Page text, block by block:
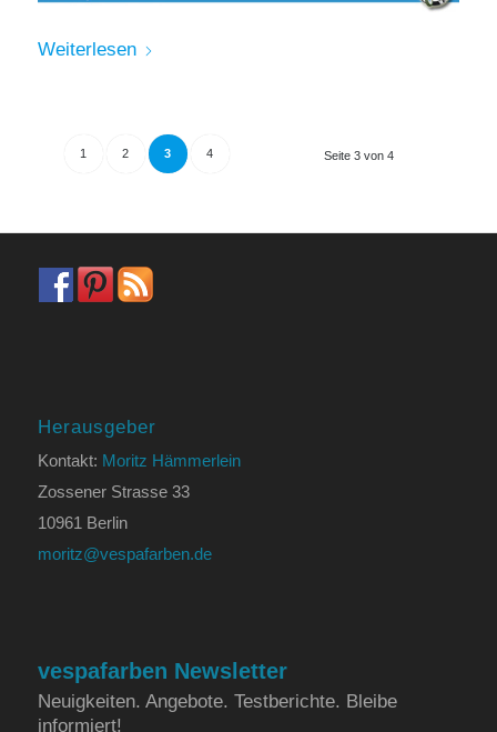
Weiterlesen
Seite 3 von 4
1 2 3 4
Herausgeber
Kontakt: Moritz Hämmerlein
Zossener Strasse 33
10961 Berlin
moritz@vespafarben.de
vespafarben Newsletter
Neuigkeiten. Angebote. Testberichte. Bleibe
informiert!